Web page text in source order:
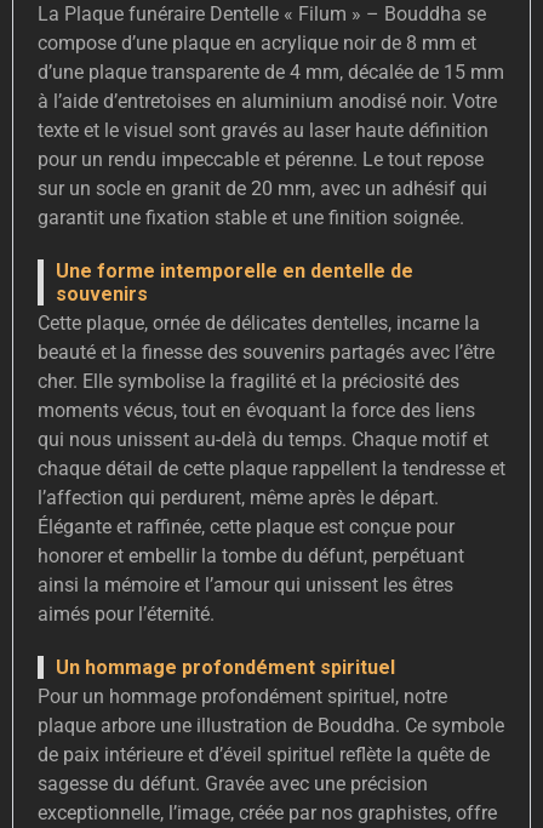
La Plaque funéraire Dentelle « Filum » – Bouddha se
compose d’une plaque en acrylique noir de 8 mm et
d’une plaque transparente de 4 mm, décalée de 15 mm
à l’aide d’entretoises en aluminium anodisé noir. Votre
texte et le visuel sont gravés au laser haute définition
pour un rendu impeccable et pérenne. Le tout repose
sur un socle en granit de 20 mm, avec un adhésif qui
garantit une fixation stable et une finition soignée.
Une forme intemporelle en dentelle de
souvenirs
Cette plaque, ornée de délicates dentelles, incarne la
beauté et la finesse des souvenirs partagés avec l’être
cher. Elle symbolise la fragilité et la préciosité des
moments vécus, tout en évoquant la force des liens
qui nous unissent au-delà du temps. Chaque motif et
chaque détail de cette plaque rappellent la tendresse et
l’affection qui perdurent, même après le départ.
Élégante et raffinée, cette plaque est conçue pour
honorer et embellir la tombe du défunt, perpétuant
ainsi la mémoire et l’amour qui unissent les êtres
aimés pour l’éternité.
Un hommage profondément spirituel
Pour un hommage profondément spirituel, notre
plaque arbore une illustration de Bouddha. Ce symbole
de paix intérieure et d’éveil spirituel reflète la quête de
sagesse du défunt. Gravée avec une précision
exceptionnelle, l’image, créée par nos graphistes, offre